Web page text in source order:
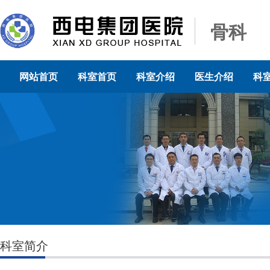
骨科
网站首页 科室首页 科室介绍 医生介绍 科
科室简介